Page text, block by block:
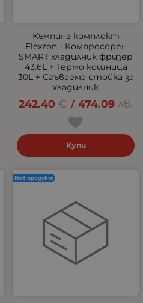
Къмпинг комплект
Flexzon - Kомпресорен
SMART хладилник фризер
43.6L + Термо кошница
30L + Сгъваема стойка за
хладилник
242.40 € / 474.09 лв.
Купи
Нов продукт